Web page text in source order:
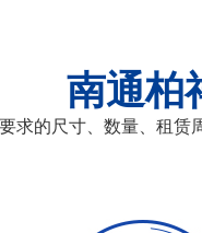
南通柏
求的尺寸、数量、租